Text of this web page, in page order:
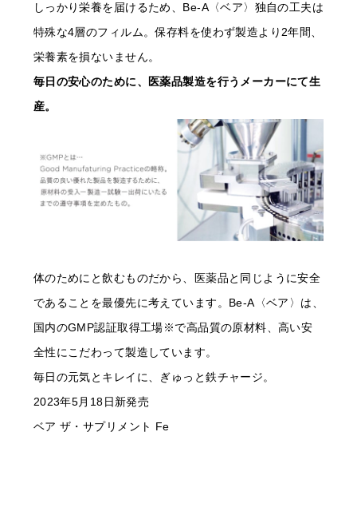
しっかり栄養を届けるため、Be-A〈ベア〉独自の工夫は
特殊な4層のフィルム。保存料を使わず製造より2年間、
栄養素を損ないません。
毎日の安心のために、医薬品製造を行うメーカーにて生
産。
体のためにと飲むものだから、医薬品と同じように安全
であることを最優先に考えています。Be-A〈ベア〉は、
国内のGMP認証取得工場※で高品質の原材料、高い安
全性にこだわって製造しています。
毎日の元気とキレイに、ぎゅっと鉄チャージ。
2023年5月18日新発売
ベア ザ・サプリメント Fe